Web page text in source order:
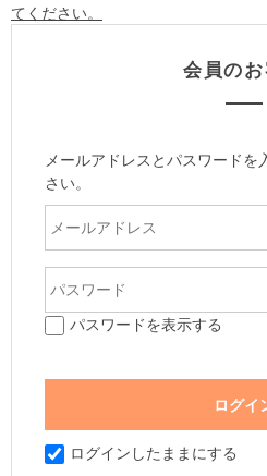
てください。
会員の
メールアドレスとパスワード
さい。
パスワードを表示する
ログインしたままにする